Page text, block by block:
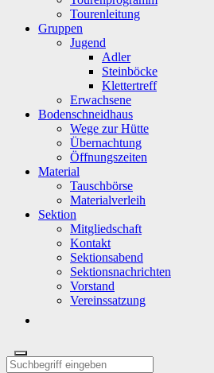
Tourenleitung
Gruppen
Jugend
Adler
Steinböcke
Klettertreff
Erwachsene
Bodenschneidhaus
Wege zur Hütte
Übernachtung
Öffnungszeiten
Material
Tauschbörse
Materialverleih
Sektion
Mitgliedschaft
Kontakt
Sektionsabend
Sektionsnachrichten
Vorstand
Vereinssatzung